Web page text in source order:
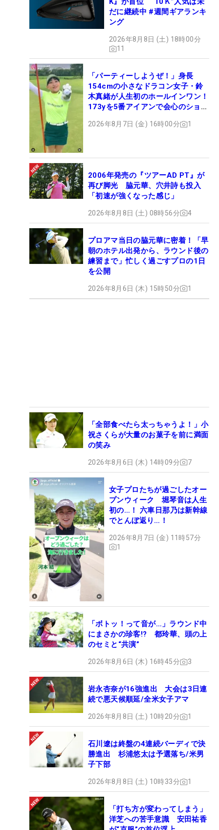
だに継続中 #週間ギアランキ
ング
2026年8月8日 (土) 18時00分
11
「パーティーしようぜ！」身長
154cmの小さなドラコン女子・鈴
木真緒が人生初のホールインワン！
173yを5番アイアンで会心のショッ
2026年8月7日 (金) 16時00分 1
2006年発売の『ツアーAD PT』が
再び脚光 脇元華、穴井詩も投入
「初速が強くなった感じ」
2026年8月8日 (土) 08時56分 4
プロアマ当日の脇元華に密着！「早
朝のホテル出発から、ラウンド後の
練習まで」忙しく過ごすプロの1日
を公開
2026年8月6日 (木) 15時50分 1
「全部食べたら太っちゃうよ！」小
祝さくらが大量のお菓子を前に満面
の笑み
2026年8月6日 (木) 14時09分 7
女子プロたちが過ごしたオー
プンウィーク 堀琴音は人生
初の…！ 六車日那乃は新幹線
でとんぼ返り…！
2026年8月7日 (金) 11時57分
1
「ボトッ！って音が…」ラウンド中
にまさかの珍客!? 都玲華、頭の上
のセミと“共演”
2026年8月6日 (木) 16時45分 3
岩永杏奈が16強進出 大会は3日連
続で悪天候順延/全米女子アマ
2026年8月8日 (土) 10時20分 1
石川遼は終盤の4連続バーディで決
勝進出 杉浦悠太は予選落ち/米男
子下部
2026年8月8日 (土) 10時33分 1
「打ち方が変わってしまう」
洋芝への苦手意識 安田祐香